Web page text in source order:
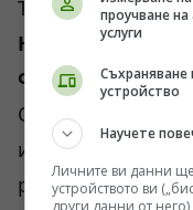
Тайланд и
Новият контур
Факти срещу
Схемата, която
икономически
различна от
проучване
услуги
устройство
Научете
Личните ви данни
устройството ви
други данни от